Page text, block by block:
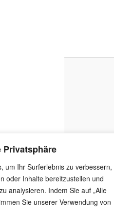
Privatsphäre
um Ihr Surferlebnis zu verbessern,
oder Inhalte bereitzustellen und
analysieren. Indem Sie auf „Alle
Sie unserer Verwendung von